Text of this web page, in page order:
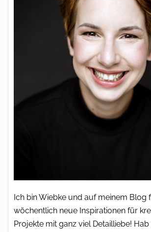
Ich bin Wiebke und auf meinem Blog
wöchentlich neue Inspirationen für
Projekte mit ganz viel Detailliebe!